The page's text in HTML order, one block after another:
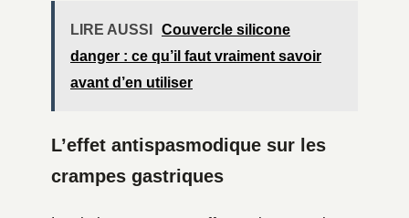
LIRE AUSSI
Couvercle silicone
danger : ce qu’il faut vraiment savoir
avant d’en utiliser
L’effet antispasmodique sur les
crampes gastriques